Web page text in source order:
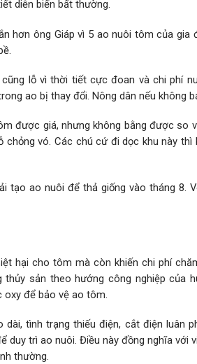
diễn biến bất thường.
hơn ông Giáp vì 5 ao nuôi tôm của
lỗ vì thời tiết cực đoan và chi phí
ao bị thay đổi. Nông dân nếu không
được giá, nhưng không bằng được so
vó. Các chú cứ đi dọc khu này
tạo ao nuôi để thả giống vào tháng 8.
hại cho tôm mà còn khiến chi phí
thủy sản theo hướng công nghiệp của
oxy để bảo vệ ao tôm.
dài, tình trạng thiếu điện, cắt điện luân
duy trì ao nuôi. Điều này đồng nghĩa với
thường.